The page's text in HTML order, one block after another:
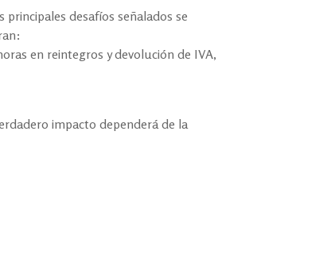
principales desafíos señalados se
en reintegros y devolución de IVA,
impacto dependerá de la